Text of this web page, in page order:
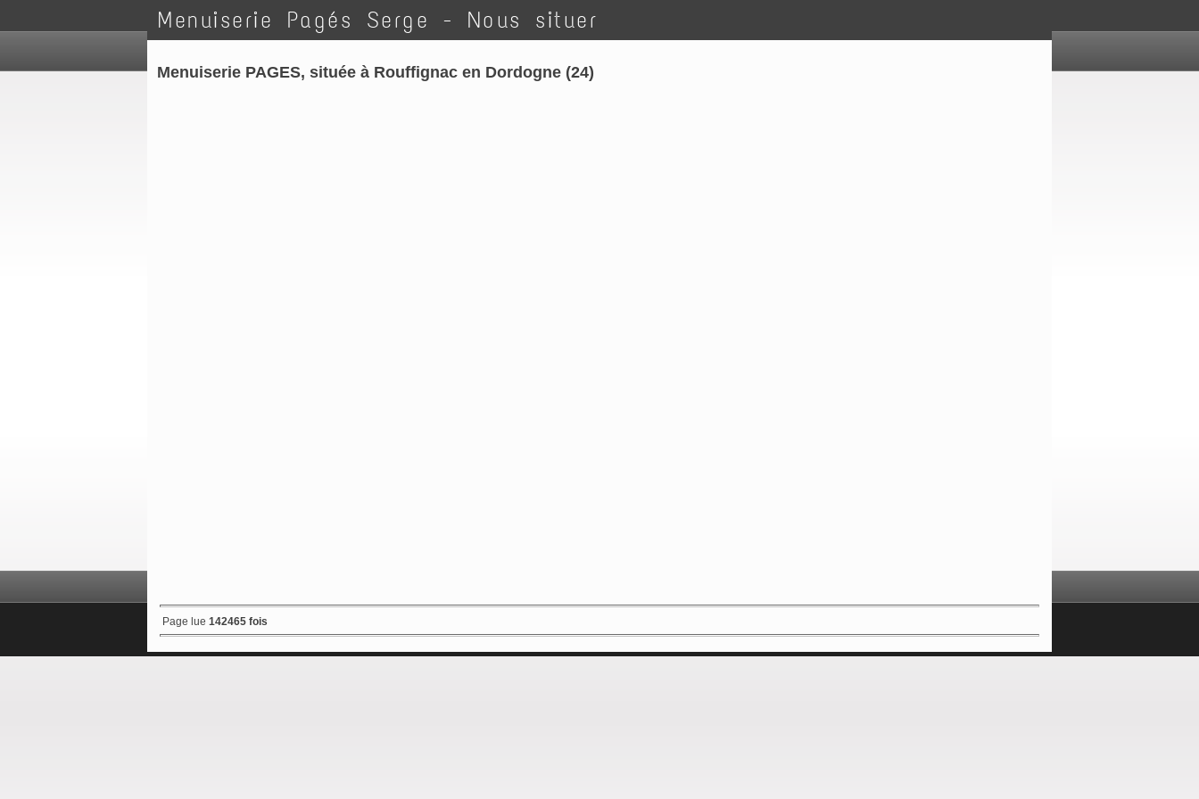
Menuiserie Pagés Serge - Nous situer
Menuiserie PAGES, située à Rouffignac en Dordogne (24)
Page lue 142465 fois